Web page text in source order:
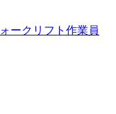
ークリフト作業員